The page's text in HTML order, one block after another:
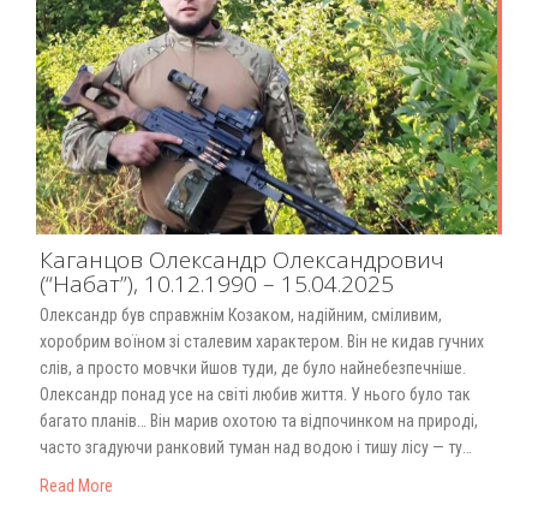
Каганцов Олександр Олександрович
(“Набат”), 10.12.1990 – 15.04.2025
Олександр був справжнім Козаком, надійним, сміливим,
хоробрим воїном зі сталевим характером. Він не кидав гучних
слів, а просто мовчки йшов туди, де було найнебезпечніше.
Олександр понад усе на світі любив життя. У нього було так
багато планів… Він марив охотою та відпочинком на природі,
часто згадуючи ранковий туман над водою і тишу лісу — ту…
Read More